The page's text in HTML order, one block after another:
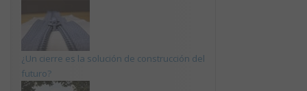
¿Un cierre es la solución de construcción del
futuro?